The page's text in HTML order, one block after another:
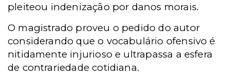
pleiteou indenização por danos morais.
O magistrado proveu o pedido do autor
considerando que o vocabulário ofensivo é
nitidamente injurioso e ultrapassa a esfera
de contrariedade cotidiana.